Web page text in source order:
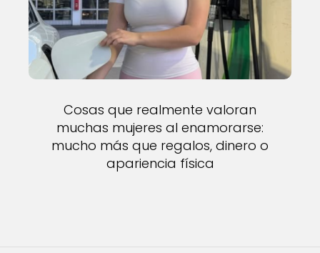
Cosas que realmente valoran
muchas mujeres al enamorarse:
mucho más que regalos, dinero o
apariencia física